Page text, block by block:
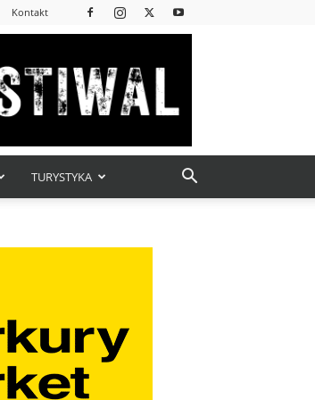
Kontakt
TURYSTYKA